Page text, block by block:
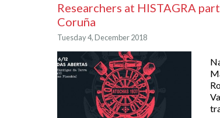
Researchers at HISTAGRA
Coruña
Tuesday 4, December 2018